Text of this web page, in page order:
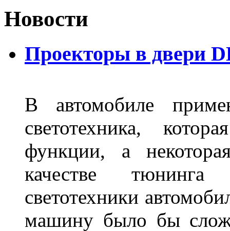
Новости
Проекторы в двери
В автомобиле
светотехника,
функции, а
качестве
светотехники
машину было бы